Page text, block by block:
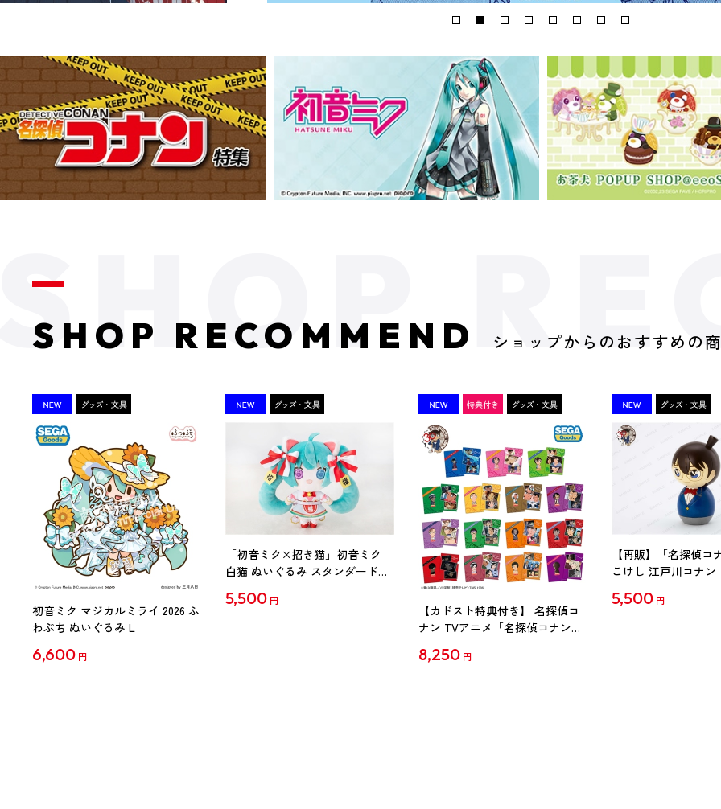
SHOP RECOMMEND ショップからのおすすめの
初音ミク マジカルミライ 2026 ふ
わぷち ぬいぐるみ L
6,600 円
「初音ミク×招き猫」初音ミク
白猫 ぬいぐるみ スタンダード
5,500 円
【カドスト特典付き】 名探偵コ
ナン TVアニメ「名探偵コナン」
【1BOX】
8,250 円
【再販】「名探偵コ
こけし 江戸川コナン
5,500 円